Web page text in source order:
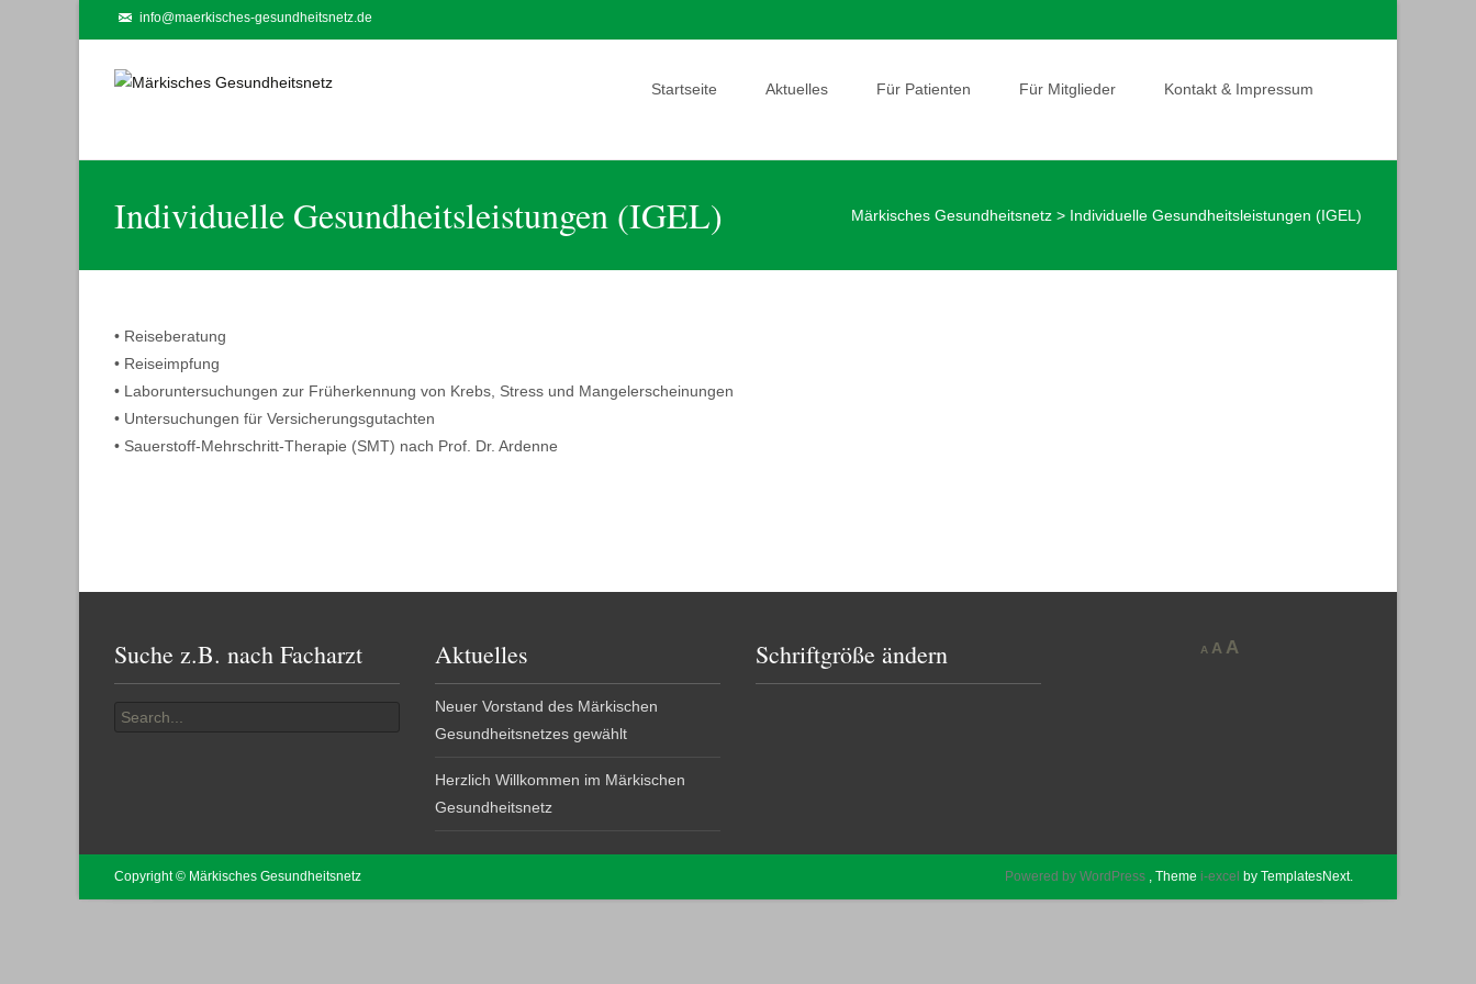
info@maerkisches-gesundheitsnetz.de
Startseite Aktuelles Für Patienten Für Mitglieder Kontakt & Impressum
Individuelle Gesundheitsleistungen (IGEL) Märkisches Gesundheitsnetz > Individuelle Gesundheitsleistungen (IGEL)
• Reiseberatung
• Reiseimpfung
• Laboruntersuchungen zur Früherkennung von Krebs, Stress und Mangelerscheinungen
• Untersuchungen für Versicherungsgutachten
• Sauerstoff-Mehrschritt-Therapie (SMT) nach Prof. Dr. Ardenne
Suche z.B. nach Facharzt
for:
Aktuelles
Neuer Vorstand des Märkischen
Gesundheitsnetzes gewählt
Herzlich Willkommen im Märkischen
Gesundheitsnetz
Schriftgröße ändern A A A
Copyright © Märkisches Gesundheitsnetz Powered by WordPress , Theme i-excel by TemplatesNext.